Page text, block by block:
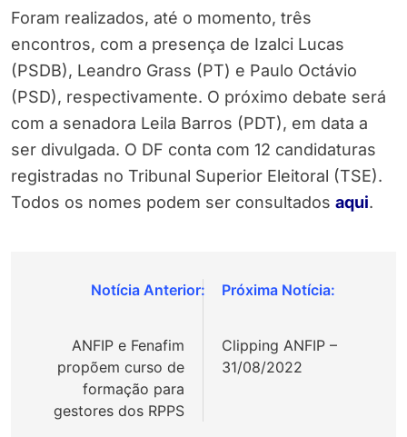
Foram realizados, até o momento, três
encontros, com a presença de Izalci Lucas
(PSDB), Leandro Grass (PT) e Paulo Octávio
(PSD), respectivamente. O próximo debate será
com a senadora Leila Barros (PDT), em data a
ser divulgada. O DF conta com 12 candidaturas
registradas no Tribunal Superior Eleitoral (TSE).
Todos os nomes podem ser consultados aqui.
Navegação
Post
ANFIP e Fenafim
propõem curso de
formação para
gestores dos RPPS
Clipping ANFIP –
31/08/2022